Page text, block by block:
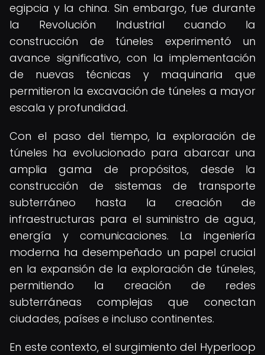
egipcia y la china. Sin embargo, fue durante
la Revolución Industrial cuando la
construcción de túneles experimentó un
avance significativo, con la implementación
de nuevas técnicas y maquinaria que
permitieron la excavación de túneles a mayor
escala y profundidad.
Con el paso del tiempo, la exploración de
túneles ha evolucionado para abarcar una
amplia gama de propósitos, desde la
construcción de sistemas de transporte
subterráneo hasta la creación de
infraestructuras para el suministro de agua,
energía y comunicaciones. La ingeniería
moderna ha desempeñado un papel crucial
en la expansión de la exploración de túneles,
permitiendo la creación de redes
subterráneas complejas que conectan
ciudades, países e incluso continentes.
En este contexto, el surgimiento del Hyperloop